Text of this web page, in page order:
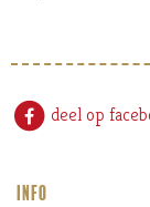
deel op
info